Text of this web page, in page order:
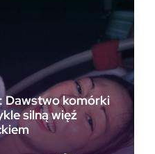
Dawstwo komórki
silną więź